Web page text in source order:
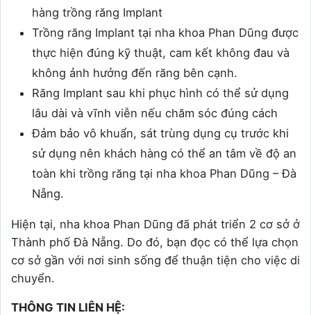
hàng trồng răng Implant
Trồng răng Implant tại nha khoa Phan Dũng được
thực hiện đúng kỹ thuật, cam kết không đau và
không ảnh hưởng đến răng bên cạnh.
Răng Implant sau khi phục hình có thể sử dụng
lâu dài và vĩnh viễn nếu chăm sóc đúng cách
Đảm bảo vô khuẩn, sát trùng dụng cụ trước khi
sử dụng nên khách hàng có thể an tâm về độ an
toàn khi trồng răng tại nha khoa Phan Dũng – Đà
Nẵng.
Hiện tại, nha khoa Phan Dũng đã phát triển 2 cơ sở ở
Thành phố Đà Nẵng. Do đó, bạn đọc có thể lựa chọn
cơ sở gần với nơi sinh sống để thuận tiện cho việc di
chuyển.
THÔNG TIN LIÊN HỆ: